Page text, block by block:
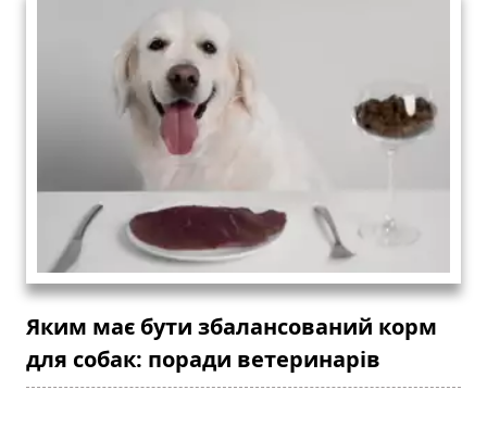
Яким має бути збалансований корм
для собак: поради ветеринарів